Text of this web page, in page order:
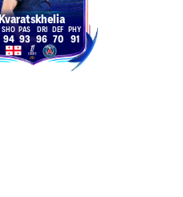
Kvaratskhelia
94 93 96 70 91